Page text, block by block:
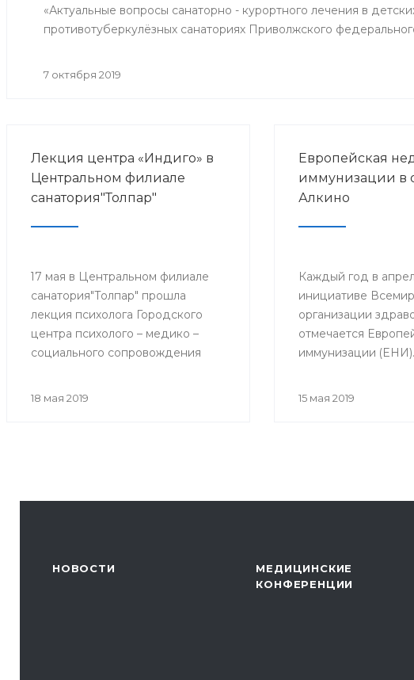
«Актуальные вопросы санаторно - курортного лечения в
противотуберкулёзных санаториях Приволжского
7 октября 2019
Лекция центра «Индиго» в
Центральном филиале
санатория"Толпар"
17 мая в Центральном филиале
санатория"Толпар" прошла
лекция психолога Городского
центра психолого – медико –
социального сопровождения
18 мая 2019
Европейская
иммунизации в
Алкино
Каждый год в
инициативе
организации
отмечается
иммунизации (ЕНИ).
15 мая 2019
НОВОСТИ
МЕДИЦИНСКИЕ
КОНФЕРЕНЦИИ